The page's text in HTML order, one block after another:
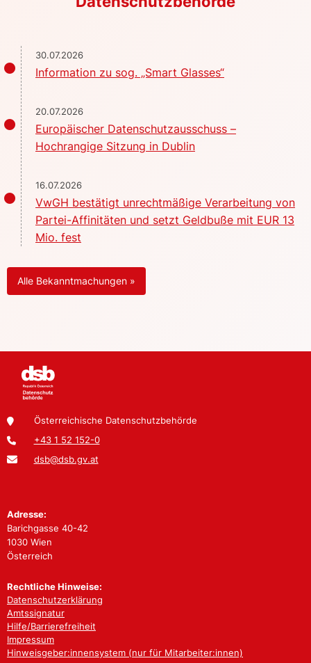
30.07.2026
Information zu sog. „Smart Glasses“
20.07.2026
Europäischer Datenschutzausschuss –
Hochrangige Sitzung in Dublin
16.07.2026
VwGH bestätigt unrechtmäßige Verarbeitung von
Partei-Affinitäten und setzt Geldbuße mit EUR 13
Mio. fest
Alle Bekanntmachungen »
Österreichische Datenschutzbehörde
+43 1 52 152-0
dsb@dsb.gv.at
Adresse:
Barichgasse 40-42
1030 Wien
Österreich
Rechtliche Hinweise:
Datenschutzerklärung
Amtssignatur
Hilfe/Barrierefreiheit
Impressum
Hinweisgeber:innensystem (nur für Mitarbeiter:innen)